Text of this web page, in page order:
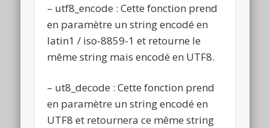
– utf8_encode : Cette fonction prend
en paramètre un string encodé en
latin1 / iso-8859-1 et retourne le
même string mais encodé en UTF8.
– ut8_decode : Cette fonction prend
en paramètre un string encodé en
UTF8 et retournera ce même string